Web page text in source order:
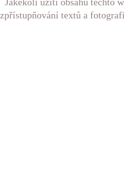
Jakékoli užití obsahu těchto
zpřístupňování textů a